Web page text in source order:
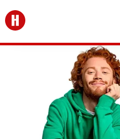
Перейти на главную